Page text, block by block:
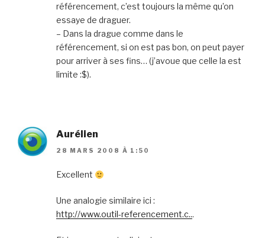
référencement, c’est toujours la même qu’on
essaye de draguer.
– Dans la drague comme dans le
référencement, si on est pas bon, on peut payer
pour arriver à ses fins… (j’avoue que celle la est
limite :$).
Aurélien
28 MARS 2008 À 1:50
Excellent
Une analogie similaire ici :
http://www.outil-referencement.c...